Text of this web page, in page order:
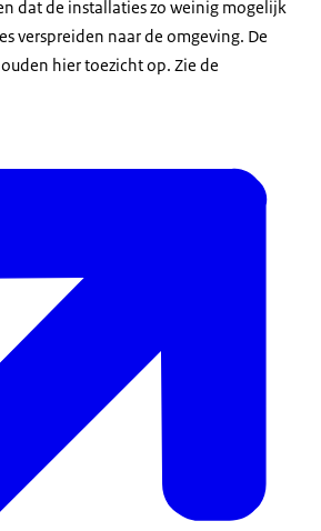
dat de installaties zo weinig mogelijk
verspreiden naar de omgeving. De
hier toezicht op. Zie de